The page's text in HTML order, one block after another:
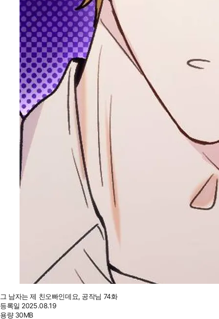
그 남자는 제 친오빠인데요, 공작님 74화
등록일 2025.08.19
용량 30MB